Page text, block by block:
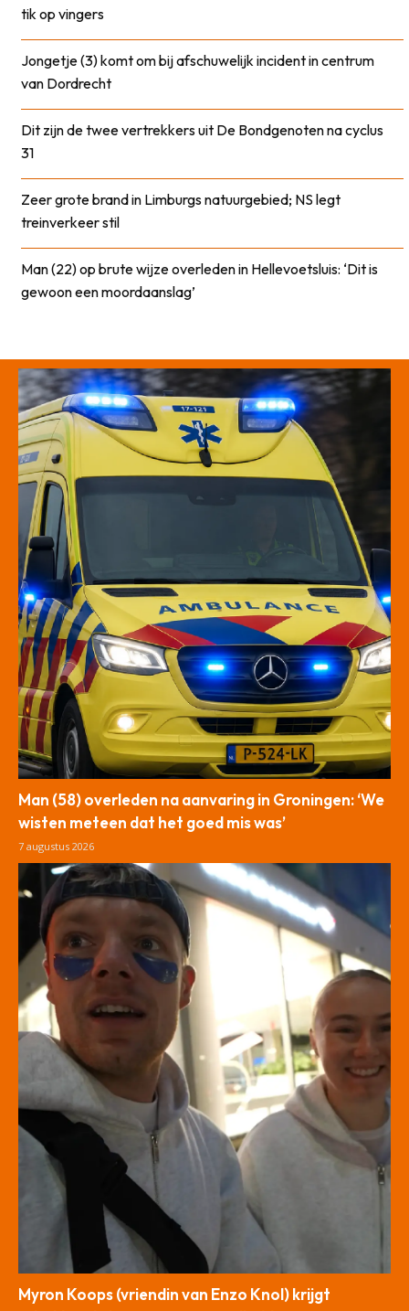
tik op vingers
Jongetje (3) komt om bij afschuwelijk incident in centrum
van Dordrecht
Dit zijn de twee vertrekkers uit De Bondgenoten na cyclus
31
Zeer grote brand in Limburgs natuurgebied; NS legt
treinverkeer stil
Man (22) op brute wijze overleden in Hellevoetsluis: ‘Dit is
gewoon een moordaanslag’
Man (58) overleden na aanvaring in Groningen: ‘We
wisten meteen dat het goed mis was’
7 augustus 2026
Myron Koops (vriendin van Enzo Knol) krijgt